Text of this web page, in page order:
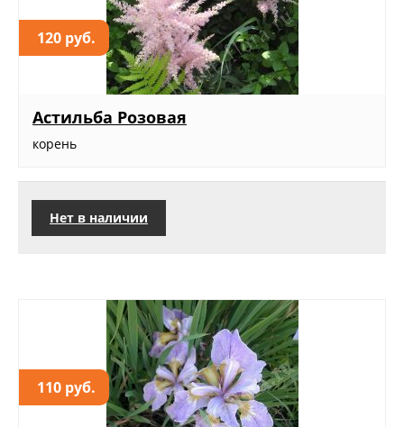
120 руб.
Астильба Розовая
корень
Нет в наличии
110 руб.